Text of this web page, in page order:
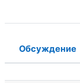
Статус
Обсуждение